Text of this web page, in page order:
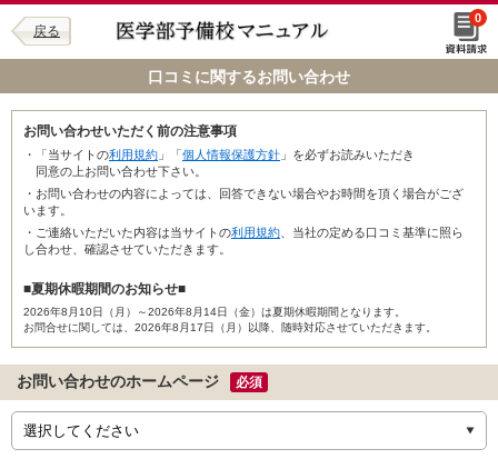
戻る
0
口コミに関するお問い合わせ
お問い合わせいただく前の注意事項
・「当サイトの利用規約 」「個人情報保護方針 」を必ずお読みいただき
同意の上お問い合わせ下さい。
・お問い合わせの内容によっては、回答できない場合やお時間を頂く場合がござ
います。
・ご連絡いただいた内容は当サイトの利用規約 、当社の定める口コミ基準に照ら
し合わせ、確認させていただきます。
■夏期休暇期間のお知らせ■
2026年8月10日（月）～2026年8月14日（金）は夏期休暇期間となります。
お問合せに関しては、2026年8月17日（月）以降、随時対応させていただきます。
お問い合わせのホームページ 必須